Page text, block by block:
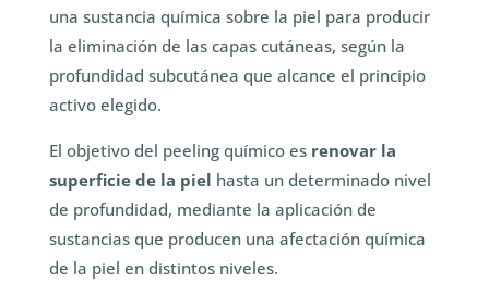
una sustancia química sobre la piel para producir
la eliminación de las capas cutáneas, según la
profundidad subcutánea que alcance el principio
activo elegido.
El objetivo del peeling químico es renovar la
superficie de la piel hasta un determinado nivel
de profundidad, mediante la aplicación de
sustancias que producen una afectación química
de la piel en distintos niveles.